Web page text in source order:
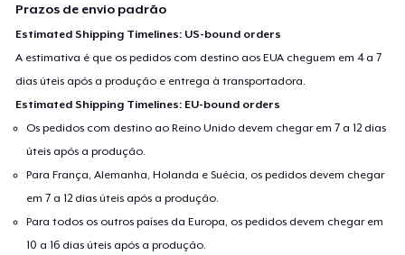
Prazos de envio padrão
Estimated Shipping Timelines: US-bound orders
A estimativa é que os pedidos com destino aos EUA cheguem em 4 a 7
dias úteis após a produção e entrega à transportadora.
Estimated Shipping Timelines: EU-bound orders
Os pedidos com destino ao Reino Unido devem chegar em 7 a 12 dias
úteis após a produção.
Para França, Alemanha, Holanda e Suécia, os pedidos devem chegar
em 7 a 12 dias úteis após a produção.
Para todos os outros países da Europa, os pedidos devem chegar em
10 a 16 dias úteis após a produção.